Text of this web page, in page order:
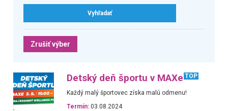
Zrušiť výber
Detský deň športu v MAXe TOP
Každý malý športovec získa malú odmenu!
Termín: 03.08.2024